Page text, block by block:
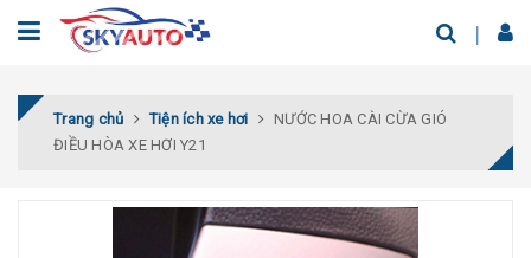
Trang chủ Tiện ích xe hơi
NƯỚC HOA CÀI CỪA GIÓ
ĐIỀU HÒA XE HƠI Y21